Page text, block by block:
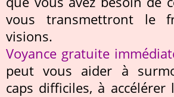
vous transmettront le
visions.
Voyance gratuite
peut vous aider à
caps difficiles, à accélérer